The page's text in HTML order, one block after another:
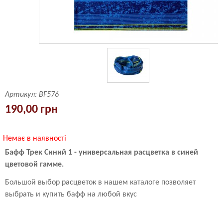
Артикул: BF576
190,00 грн
Немає в наявності
Бафф Трек Синий 1 - универсальная расцветка в синей
цветовой гамме.
Большой выбор расцветок в нашем каталоге позволяет
выбрать и купить бафф на любой вкус